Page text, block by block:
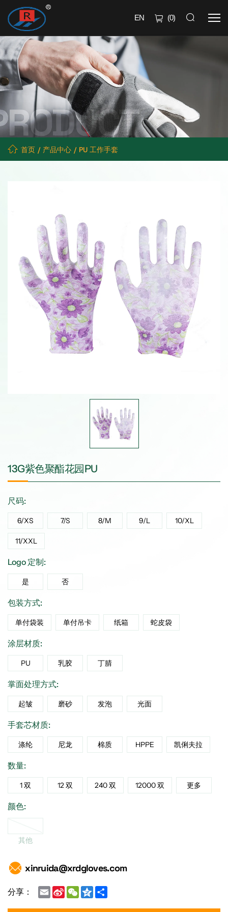
EN (0)
首页 产品中心 PU 工作手套
13G紫色聚酯花园PU
尺码:
6/XS 7/S 8/M 9/L 10/XL
11/XXL
Logo 定制:
是 否
包装方式:
单付袋装 单付吊卡 纸箱 蛇皮袋
涂层材质:
PU 乳胶 丁腈
掌面处理方式:
起皱 磨砂 发泡 光面
手套芯材质:
涤纶 尼龙 棉质 HPPE 凯俐夫拉
数量:
1 双 12 双 240 双 12000 双 更多
颜色:
其他
xinruida@xrdgloves.com
分享： EmailSina
Weibo
WeChat
Qzone